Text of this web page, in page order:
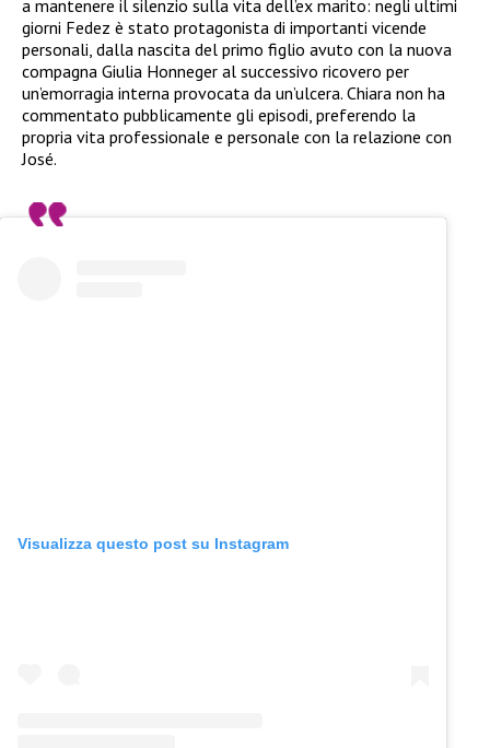
a mantenere il silenzio sulla vita dell’ex marito: negli ultimi
giorni Fedez è stato protagonista di importanti vicende
personali, dalla nascita del primo figlio avuto con la nuova
compagna Giulia Honneger al successivo ricovero per
un’emorragia interna provocata da un’ulcera. Chiara non ha
commentato pubblicamente gli episodi, preferendo la
propria vita professionale e personale con la relazione con
José.
Visualizza questo post su Instagram